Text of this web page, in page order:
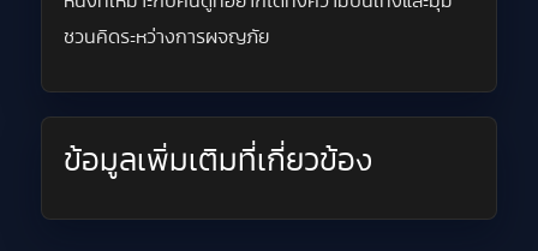
ชวนคิดระหว่างการผจญภัย
ข้อมูลเพิ่มเติมที่เกี่ยวข้อง